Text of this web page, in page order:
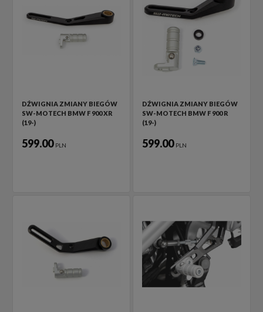
DŹWIGNIA ZMIANY BIEGÓW
SW-MOTECH BMW F 900 XR
(19-)
599.00 PLN
DŹWIGNIA ZMIANY BIEGÓW
SW-MOTECH BMW F 900 R
(19-)
599.00 PLN